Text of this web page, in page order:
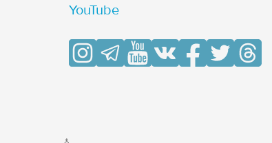
YouTube